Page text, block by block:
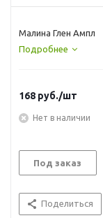
Малина Глен Ампл
Подробнее
168 руб./шт
Нет в наличии
Под заказ
Поделиться